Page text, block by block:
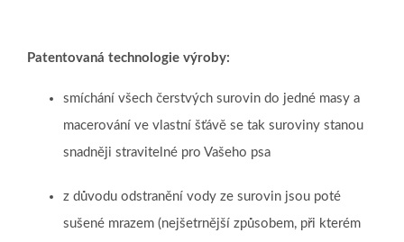
Patentovaná technologie výroby:
smíchání všech čerstvých surovin do jedné masy a
macerování ve vlastní šťávě se tak suroviny stanou
snadněji stravitelné pro Vašeho psa
z důvodu odstranění vody ze surovin jsou poté
sušené mrazem (nejšetrnější způsobem, při kterém